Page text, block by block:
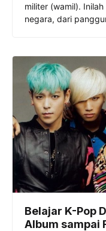
militer (wamil).
negara, dari
Belajar K-Pop
Album sampai